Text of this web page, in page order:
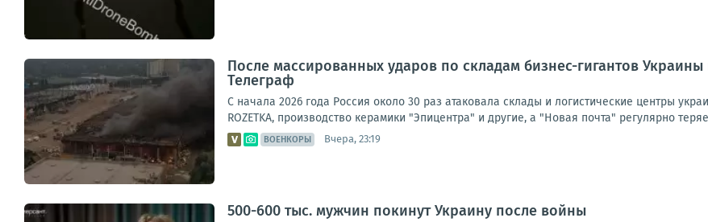
После массированных ударов по складам бизнес-гигантов
Телеграф
С начала 2026 года Россия около 30 раз атаковала склады и логистические центры
ROZETKA, производство керамики "Эпицентра" и другие, а "Новая почта" регулярно
ВОЕНКОРЫ Вчера, 23:19
500-600 тыс. мужчин покинут Украину после войны